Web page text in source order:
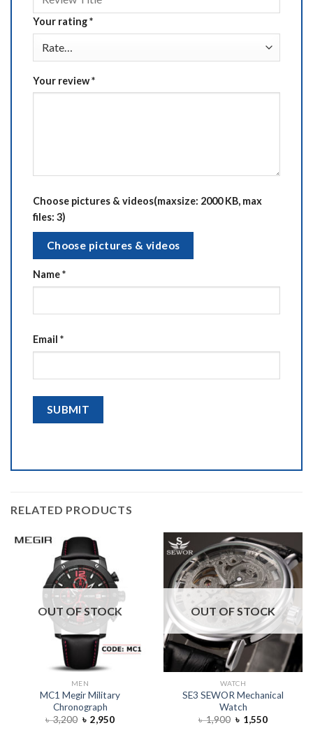
Your rating*
Your review*
Choose pictures & videos(maxsize: 2000 KB, max
files: 3)
Choose pictures & videos
Name*
Email *
RELATED PRODUCTS
OUT OF STOCK
MEN
MC1 Megir Military
Chronograph
৳3,200 ৳ 2,950
OUT OF STOCK
WATCH
SE3 SEWOR Mechanical
Watch
৳1,900 ৳ 1,550